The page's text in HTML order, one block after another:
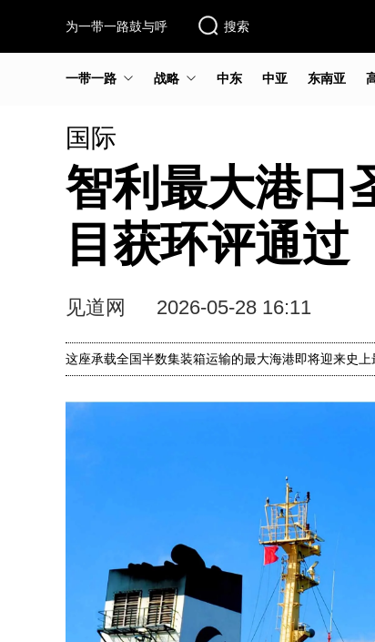
为一带一路鼓与呼 搜索
一带一路 战略 中东 中亚 东南亚
国际
智利最大港口
目获环评通过
见道网 2026-05-28 16:11
这座承载全国半数集装箱运输的最大海港即将迎来史